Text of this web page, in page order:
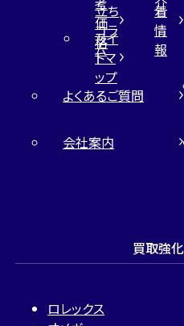
価
格
立ち
コラ
ム
着
情
報
サイ
トマ
ップ
よくあるご質問
会社案内
買取強
ロレックス